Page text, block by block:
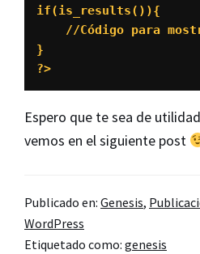
if(is_results()){
}
?>
Espero que te sea de
vemos en el siguiente post
Publicado en: Genesis,
WordPress
Etiquetado como: genesis